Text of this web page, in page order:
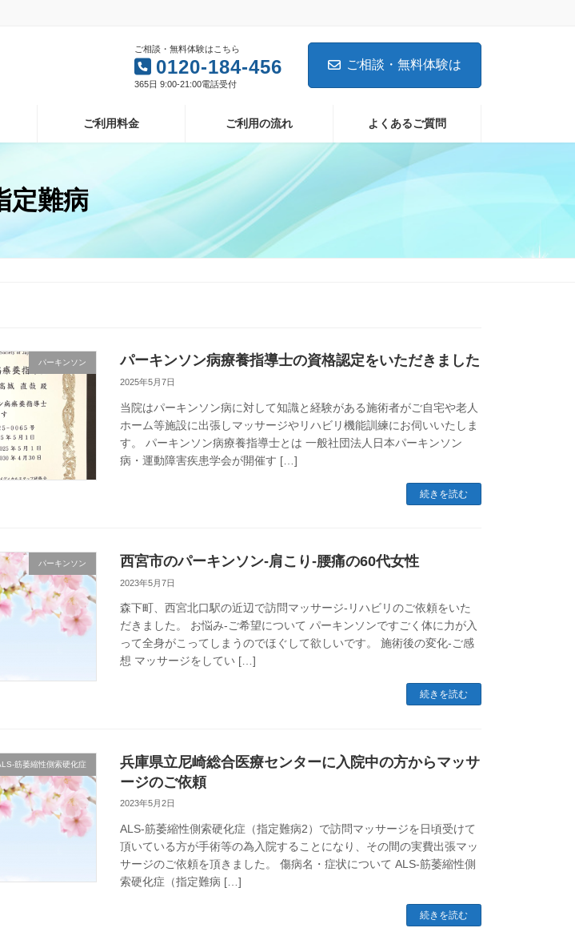
ご相談・無料体験はこちら
0120-184-456
365日 9:00-21:00電話受付
ご相談・無料体験は
ご利用料金 ご利用の流れ よくあるご質問
定難病
パーキンソン パーキンソン病療養指導士の資格認定をいただきました
2025年5月7日
当院はパーキンソン病に対して知識と経験がある施術者がご自宅や老人
ホーム等施設に出張しマッサージやリハビリ機能訓練にお伺いいたしま
す。 パーキンソン病療養指導士とは 一般社団法人日本パーキンソン
病・運動障害疾患学会が開催す […]
続きを読む
パーキンソン 西宮市のパーキンソン-肩こり-腰痛の60代女性
2023年5月7日
森下町、西宮北口駅の近辺で訪問マッサージ-リハビリのご依頼をいた
だきました。 お悩み-ご希望について パーキンソンですごく体に力が入
って全身がこってしまうのでほぐして欲しいです。 施術後の変化-ご感
想 マッサージをしてい […]
続きを読む
筋萎縮性側索硬化症
兵庫県立尼崎総合医療センターに入院中の方からマッサ
ージのご依頼
2023年5月2日
ALS-筋萎縮性側索硬化症（指定難病2）で訪問マッサージを日頃受けて
頂いている方が手術等の為入院することになり、その間の実費出張マッ
サージのご依頼を頂きました。 傷病名・症状について ALS-筋萎縮性側
索硬化症（指定難病 […]
続きを読む